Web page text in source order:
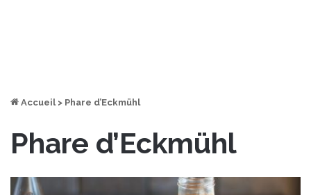
Accueil > Phare d’Eckmühl
Phare d’Eckmühl